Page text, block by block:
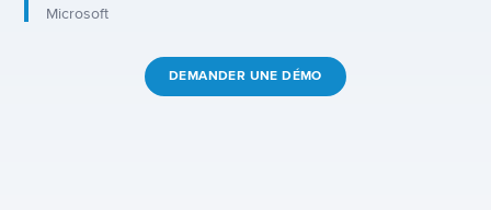
Microsoft
DEMANDER UNE DÉMO